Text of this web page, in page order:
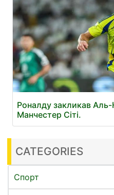
Роналду закликав Аль-
Манчестер Сіті.
CATEGORIES
Спорт